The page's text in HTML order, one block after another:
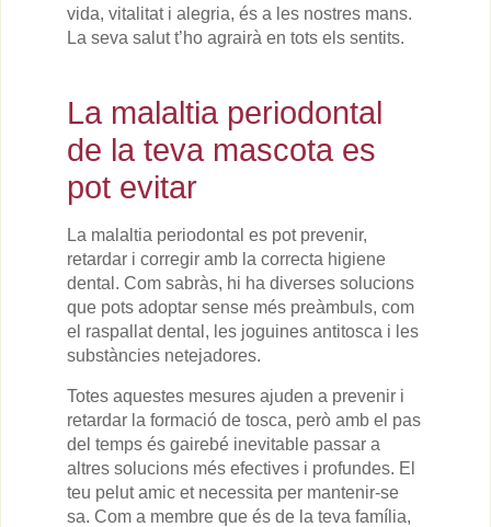
vida, vitalitat i alegria, és a les nostres mans.
La seva salut t’ho agrairà en tots els sentits.
La malaltia periodontal
de la teva mascota es
pot evitar
La malaltia periodontal es pot prevenir,
retardar i corregir amb la correcta higiene
dental. Com sabràs, hi ha diverses solucions
que pots adoptar sense més preàmbuls, com
el raspallat dental, les joguines antitosca i les
substàncies netejadores.
Totes aquestes mesures ajuden a prevenir i
retardar la formació de tosca, però amb el pas
del temps és gairebé inevitable passar a
altres solucions més efectives i profundes. El
teu pelut amic et necessita per mantenir-se
sa. Com a membre que és de la teva família,